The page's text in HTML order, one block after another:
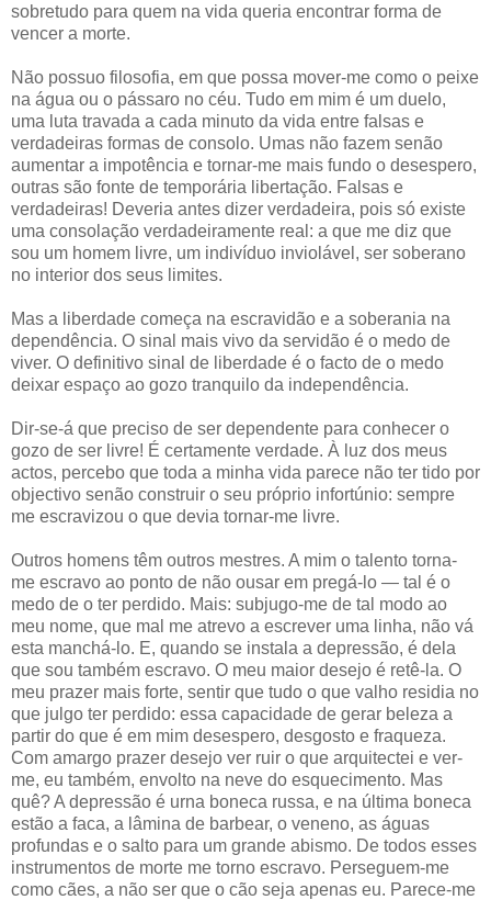
sobretudo para quem na vida queria encontrar forma de
vencer a morte.
Não possuo filosofia, em que possa mover-me como o peixe
na água ou o pássaro no céu. Tudo em mim é um duelo,
uma luta travada a cada minuto da vida entre falsas e
verdadeiras formas de consolo. Umas não fazem senão
aumentar a impotência e tornar-me mais fundo o desespero,
outras são fonte de temporária libertação. Falsas e
verdadeiras! Deveria antes dizer verdadeira, pois só existe
uma consolação verdadeiramente real: a que me diz que
sou um homem livre, um indivíduo inviolável, ser soberano
no interior dos seus limites.
Mas a liberdade começa na escravidão e a soberania na
dependência. O sinal mais vivo da servidão é o medo de
viver. O definitivo sinal de liberdade é o facto de o medo
deixar espaço ao gozo tranquilo da independência.
Dir-se-á que preciso de ser dependente para conhecer o
gozo de ser livre! É certamente verdade. À luz dos meus
actos, percebo que toda a minha vida parece não ter tido por
objectivo senão construir o seu próprio infortúnio: sempre
me escravizou o que devia tornar-me livre.
Outros homens têm outros mestres. A mim o talento torna-
me escravo ao ponto de não ousar em pregá-lo — tal é o
medo de o ter perdido. Mais: subjugo-me de tal modo ao
meu nome, que mal me atrevo a escrever uma linha, não vá
esta manchá-lo. E, quando se instala a depressão, é dela
que sou também escravo. O meu maior desejo é retê-la. O
meu prazer mais forte, sentir que tudo o que valho residia no
que julgo ter perdido: essa capacidade de gerar beleza a
partir do que é em mim desespero, desgosto e fraqueza.
Com amargo prazer desejo ver ruir o que arquitectei e ver-
me, eu também, envolto na neve do esquecimento. Mas
quê? A depressão é urna boneca russa, e na última boneca
estão a faca, a lâmina de barbear, o veneno, as águas
profundas e o salto para um grande abismo. De todos esses
instrumentos de morte me torno escravo. Perseguem-me
como cães, a não ser que o cão seja apenas eu. Parece-me